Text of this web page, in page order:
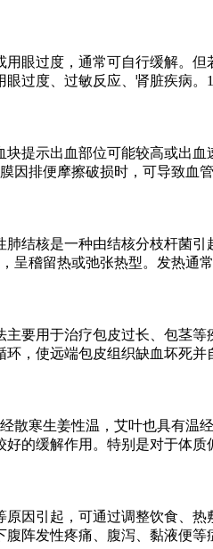
眼过度，通常可自行缓解。
过度、过敏反应、肾脏疾病
提示出血部位可能较高或出
排便摩擦破损时，可导致血
结核是一种由结核分枝杆菌
稽留热或弛张热型。发热通
要用于治疗包皮过长、包茎
，使远端包皮组织缺血坏死
寒生姜性温，艾叶也具有温
的缓解作用。特别是对于体
因引起，可通过调整饮食、
阵发性疼痛、腹泻、黏液便